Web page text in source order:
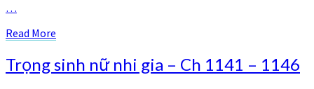
…
Read More
Trọng
sinh
Trọng sinh nữ nhi gia – Ch 1141 – 1146